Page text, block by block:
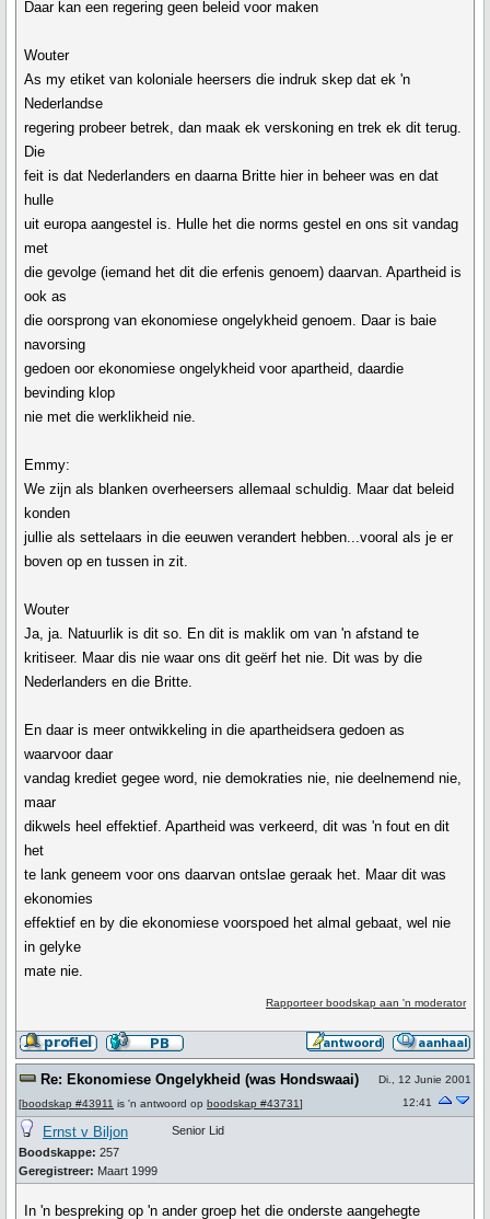
Daar kan een regering geen beleid voor maken
Wouter
As my etiket van koloniale heersers die indruk skep dat ek 'n
Nederlandse
regering probeer betrek, dan maak ek verskoning en trek ek dit terug.
Die
feit is dat Nederlanders en daarna Britte hier in beheer was en dat
hulle
uit europa aangestel is. Hulle het die norms gestel en ons sit vandag
met
die gevolge (iemand het dit die erfenis genoem) daarvan. Apartheid is
ook as
die oorsprong van ekonomiese ongelykheid genoem. Daar is baie
navorsing
gedoen oor ekonomiese ongelykheid voor apartheid, daardie
bevinding klop
nie met die werklikheid nie.
Emmy:
We zijn als blanken overheersers allemaal schuldig. Maar dat beleid
konden
jullie als settelaars in die eeuwen verandert hebben...vooral als je er
boven op en tussen in zit.
Wouter
Ja, ja. Natuurlik is dit so. En dit is maklik om van 'n afstand te
kritiseer. Maar dis nie waar ons dit geërf het nie. Dit was by die
Nederlanders en die Britte.
En daar is meer ontwikkeling in die apartheidsera gedoen as
waarvoor daar
vandag krediet gegee word, nie demokraties nie, nie deelnemend nie,
maar
dikwels heel effektief. Apartheid was verkeerd, dit was 'n fout en dit
het
te lank geneem voor ons daarvan ontslae geraak het. Maar dit was
ekonomies
effektief en by die ekonomiese voorspoed het almal gebaat, wel nie
in gelyke
mate nie.
Rapporteer boodskap aan 'n moderator
Re: Ekonomiese Ongelykheid (was Hondswaai)
[boodskap #43911 is 'n antwoord op boodskap #43731]
Di., 12 Junie 2001
12:41
Ernst v Biljon
Boodskappe: 257
Geregistreer: Maart 1999
Senior Lid
In 'n bespreking op 'n ander groep het die onderste aangehegte